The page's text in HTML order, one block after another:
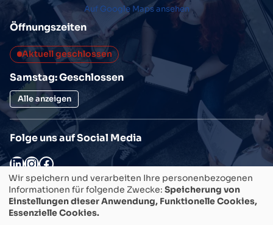
Öffnungszeiten
Aktuell geschlossen
Samstag: Geschlossen
Alle anzeigen
Folge uns auf Social Media
LinkedIn InstagramFacebook
Auf Google Maps ansehen
SEMINAR/KURS FINDEN
Wir speichern und verarbeiten Ihre personenbezogenen
Informationen für folgende Zwecke: Speicherung von
Einstellungen dieser Anwendung, Funktionelle Cookies,
Essenzielle Cookies.